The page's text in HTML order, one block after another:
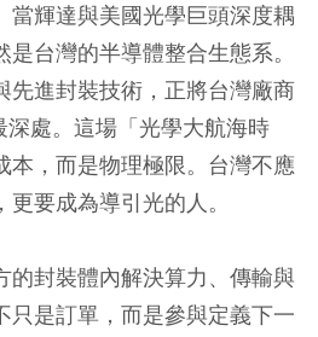
當輝達與美國光學巨頭深度耦
台灣的半導體整合生態系。
先進封裝技術，正將台灣廠商
深處。這場「光學大航海時
本，而是物理極限。台灣不應
要成為導引光的人。
的封裝體內解決算力、傳輸與
只是訂單，而是參與定義下一